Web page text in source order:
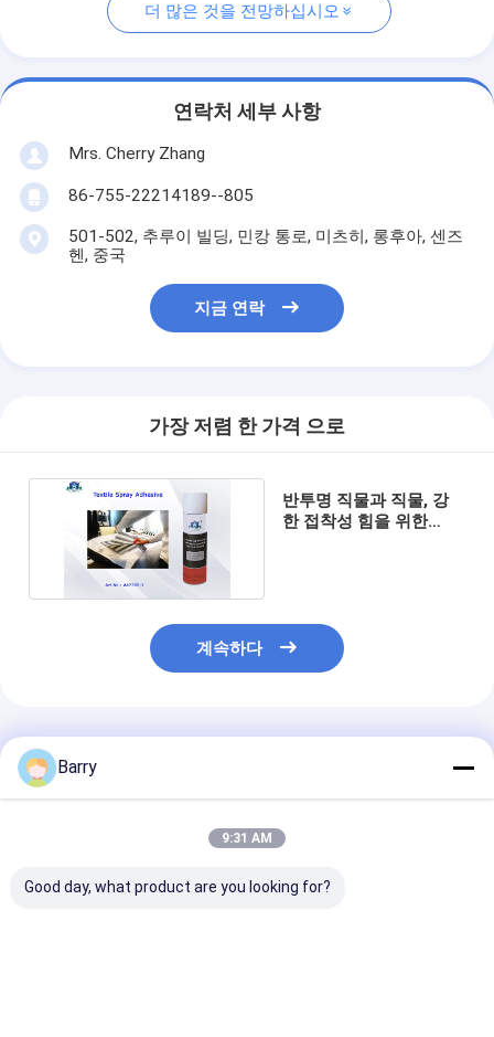
더 많은 것을 전망하십시오
연락처 세부 사항
Mrs. Cherry Zhang
86-755-22214189--805
501-502, 추루이 빌딩, 민캉 통로, 미츠히, 롱후아, 센즈
헨, 중국
지금 연락
가장 저렴 한 가격 으로
반투명 직물과 직물, 강
한 접착성 힘을 위한
계속하다
추천된 제품
Barry
9:31 AM
Good day, what product are you looking for?